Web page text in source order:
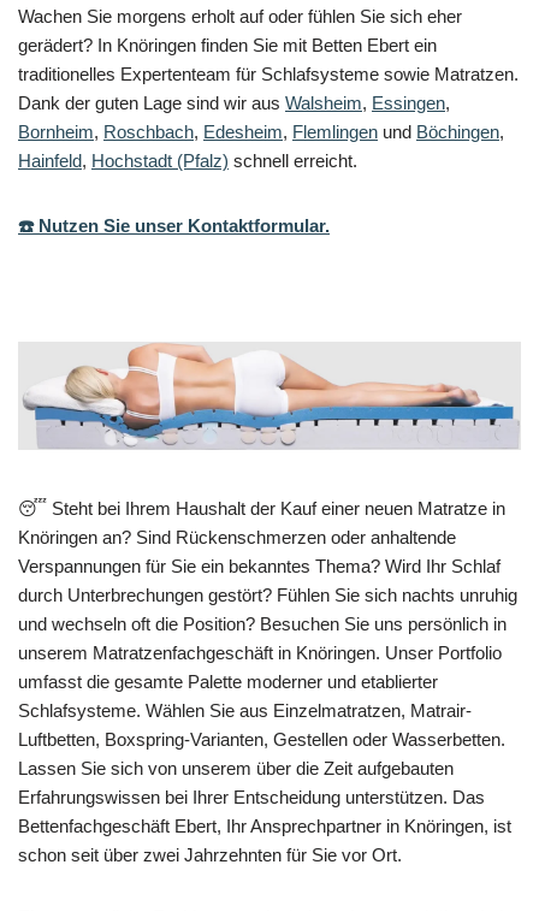
Wachen Sie morgens erholt auf oder fühlen Sie sich eher
gerädert? In Knöringen finden Sie mit Betten Ebert ein
traditionelles Expertenteam für Schlafsysteme sowie Matratzen.
Dank der guten Lage sind wir aus Walsheim, Essingen,
Bornheim, Roschbach, Edesheim, Flemlingen und Böchingen,
Hainfeld, Hochstadt (Pfalz) schnell erreicht.
☎️ Nutzen Sie unser Kontaktformular.
😴 Steht bei Ihrem Haushalt der Kauf einer neuen Matratze in
Knöringen an? Sind Rückenschmerzen oder anhaltende
Verspannungen für Sie ein bekanntes Thema? Wird Ihr Schlaf
durch Unterbrechungen gestört? Fühlen Sie sich nachts unruhig
und wechseln oft die Position? Besuchen Sie uns persönlich in
unserem Matratzenfachgeschäft in Knöringen. Unser Portfolio
umfasst die gesamte Palette moderner und etablierter
Schlafsysteme. Wählen Sie aus Einzelmatratzen, Matrair-
Luftbetten, Boxspring-Varianten, Gestellen oder Wasserbetten.
Lassen Sie sich von unserem über die Zeit aufgebauten
Erfahrungswissen bei Ihrer Entscheidung unterstützen. Das
Bettenfachgeschäft Ebert, Ihr Ansprechpartner in Knöringen, ist
schon seit über zwei Jahrzehnten für Sie vor Ort.